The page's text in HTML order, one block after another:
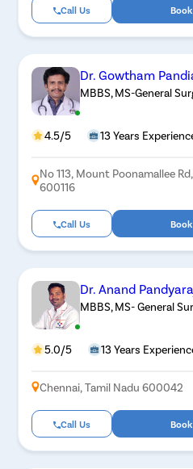
Call Us
Dr. Gowtham
MBBS, MS-General
4.5/5 13 Years
No 113, Mount Poonamallee
600116
Call Us
Dr. Anand
MBBS, MS- General
5.0/5 13 Years
Chennai, Tamil Nadu 600042
Call Us